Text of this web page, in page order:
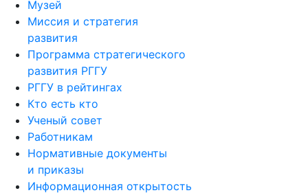
Музей
Миссия и стратегия
развития
Программа стратегического
развития РГГУ
РГГУ в рейтингах
Кто есть кто
Ученый совет
Работникам
Нормативные документы
и приказы
Информационная открытость